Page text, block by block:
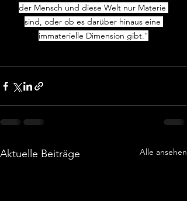
der Mensch und diese Welt nur Materie
sind, oder ob es darüber hinaus eine
immaterielle Dimension gibt."
Aktuelle Beiträge Alle ansehen